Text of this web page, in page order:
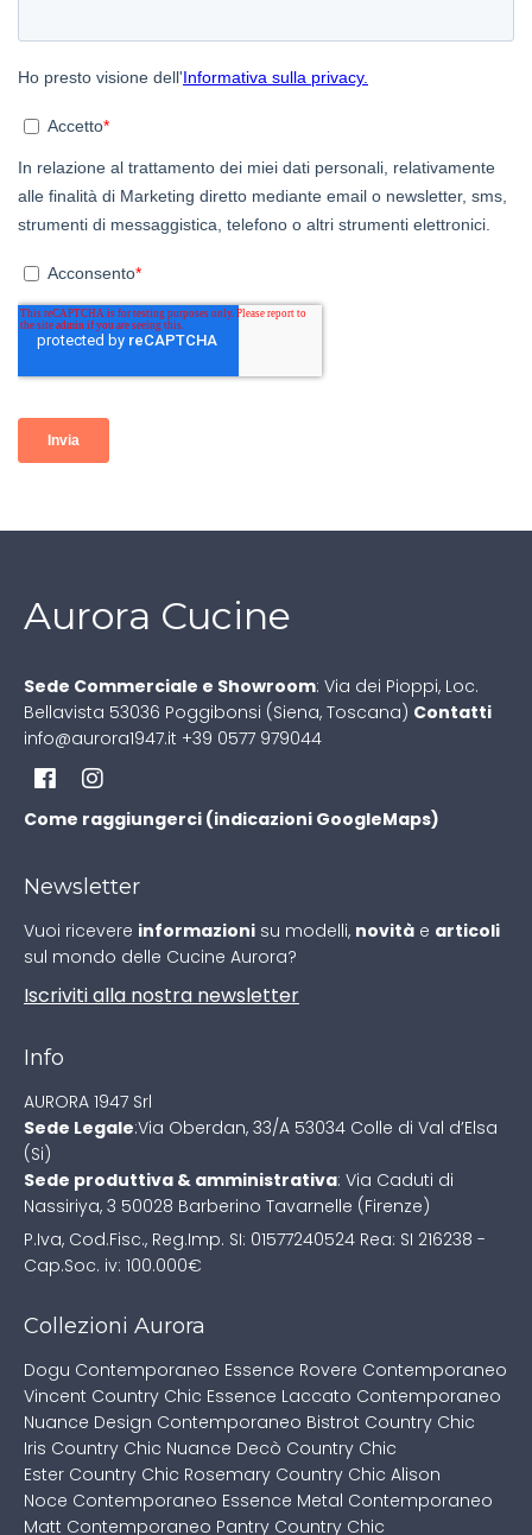
Aurora Cucine
Sede Commerciale e Showroom: Via dei Pioppi, Loc.
Bellavista 53036 Poggibonsi (Siena, Toscana) Contatti
info@aurora1947.it +39 0577 979044
Come raggiungerci (indicazioni GoogleMaps)
Newsletter
Vuoi ricevere informazioni su modelli, novità e articoli
sul mondo delle Cucine Aurora?
Iscriviti alla nostra newsletter
Info
AURORA 1947 Srl
Sede Legale:Via Oberdan, 33/A 53034 Colle di Val d’Elsa
(Si)
Sede produttiva & amministrativa: Via Caduti di
Nassiriya, 3 50028 Barberino Tavarnelle (Firenze)
P.Iva, Cod.Fisc., Reg.Imp. SI: 01577240524 Rea: SI 216238 -
Cap.Soc. iv: 100.000€
Collezioni Aurora
Dogu Contemporaneo Essence Rovere Contemporaneo
Vincent Country Chic Essence Laccato Contemporaneo
Nuance Design Contemporaneo Bistrot Country Chic
Iris Country Chic Nuance Decò Country Chic
Ester Country Chic Rosemary Country Chic Alison
Noce Contemporaneo Essence Metal Contemporaneo
Matt Contemporaneo Pantry Country Chic